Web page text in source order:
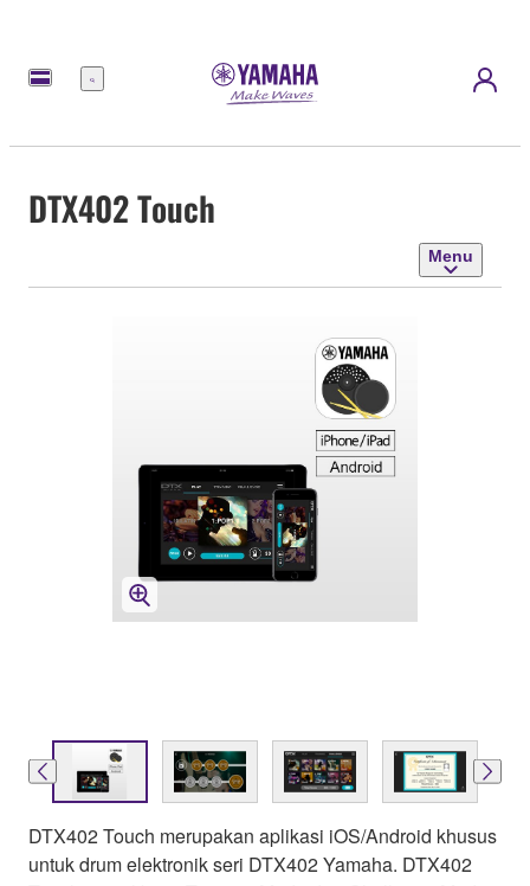
Menu
DTX402 Touch
Menu
DTX402 Touch merupakan aplikasi iOS/Android khusus
untuk drum elektronik seri DTX402 Yamaha. DTX402